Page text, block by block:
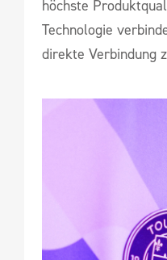
höchste
Technologie
direkte Verbindung